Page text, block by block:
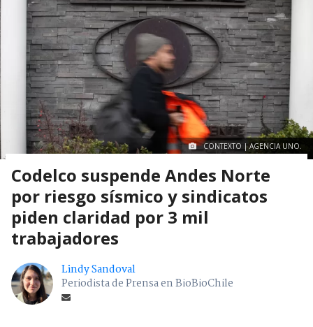
CONTEXTO | AGENCIA UNO.
Codelco suspende Andes Norte
por riesgo sísmico y sindicatos
piden claridad por 3 mil
trabajadores
Lindy Sandoval
Periodista de Prensa en BioBioChile